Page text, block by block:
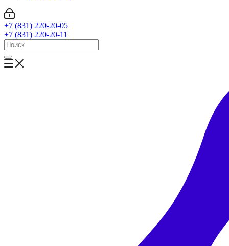
+7 (831) 220-20-05
+7 (831) 220-20-11